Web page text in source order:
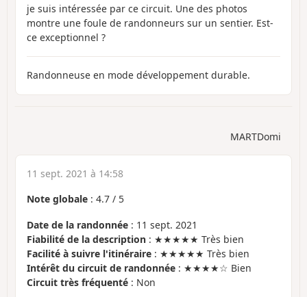
je suis intéressée par ce circuit. Une des photos
montre une foule de randonneurs sur un sentier. Est-
ce exceptionnel ?
Randonneuse en mode développement durable.
MARTDomi
11 sept. 2021 à 14:58
Note globale : 4.7 / 5
Date de la randonnée : 11 sept. 2021
Fiabilité de la description : ★★★★★ Très bien
Facilité à suivre l'itinéraire : ★★★★★ Très bien
Intérêt du circuit de randonnée : ★★★★☆ Bien
Circuit très fréquenté : Non